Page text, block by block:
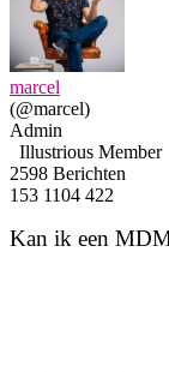
marcel
(@marcel)
Admin
Illustrious Member
2598 Berichten
153 1104 422
Kan ik een